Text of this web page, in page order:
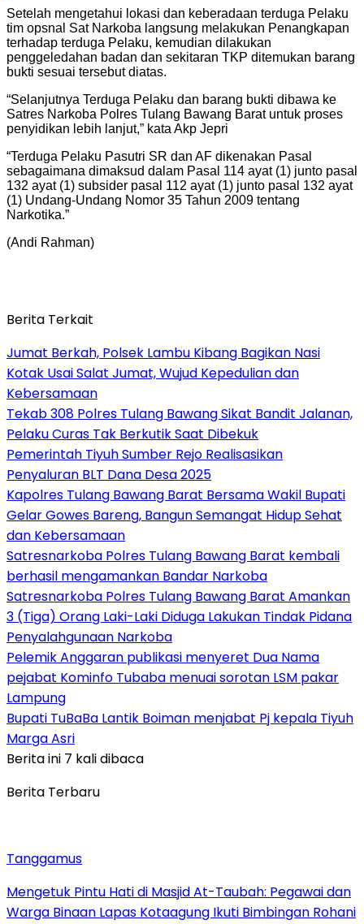
Setelah mengetahui lokasi dan keberadaan terduga Pelaku
tim opsnal Sat Narkoba langsung melakukan Penangkapan
terhadap terduga Pelaku, kemudian dilakukan
penggeledahan badan dan sekitaran TKP ditemukan barang
bukti sesuai tersebut diatas.
“Selanjutnya Terduga Pelaku dan barang bukti dibawa ke
Satres Narkoba Polres Tulang Bawang Barat untuk proses
penyidikan lebih lanjut,” kata Akp Jepri
“Terduga Pelaku Pasutri SR dan AF dikenakan Pasal
sebagaimana dimaksud dalam Pasal 114 ayat (1) junto pasal
132 ayat (1) subsider pasal 112 ayat (1) junto pasal 132 ayat
(1) Undang-Undang Nomor 35 Tahun 2009 tentang
Narkotika.”
(Andi Rahman)
Berita Terkait
Jumat Berkah, Polsek Lambu Kibang Bagikan Nasi
Kotak Usai Salat Jumat, Wujud Kepedulian dan
Kebersamaan
Tekab 308 Polres Tulang Bawang Sikat Bandit Jalanan,
Pelaku Curas Tak Berkutik Saat Dibekuk
Pemerintah Tiyuh Sumber Rejo Realisasikan
Penyaluran BLT Dana Desa 2025
Kapolres Tulang Bawang Barat Bersama Wakil Bupati
Gelar Gowes Bareng, Bangun Semangat Hidup Sehat
dan Kebersamaan
Satresnarkoba Polres Tulang Bawang Barat kembali
berhasil mengamankan Bandar Narkoba
Satresnarkoba Polres Tulang Bawang Barat Amankan
3 (Tiga) Orang Laki-Laki Diduga Lakukan Tindak Pidana
Penyalahgunaan Narkoba
Pelemik Anggaran publikasi menyeret Dua Nama
pejabat Kominfo Tubaba menuai sorotan LSM pakar
Lampung
Bupati TuBaBa Lantik Boiman menjabat Pj kepala Tiyuh
Marga Asri
Berita ini 7 kali dibaca
Berita Terbaru
Tanggamus
Mengetuk Pintu Hati di Masjid At-Taubah: Pegawai dan
Warga Binaan Lapas Kotaagung Ikuti Bimbingan Rohani